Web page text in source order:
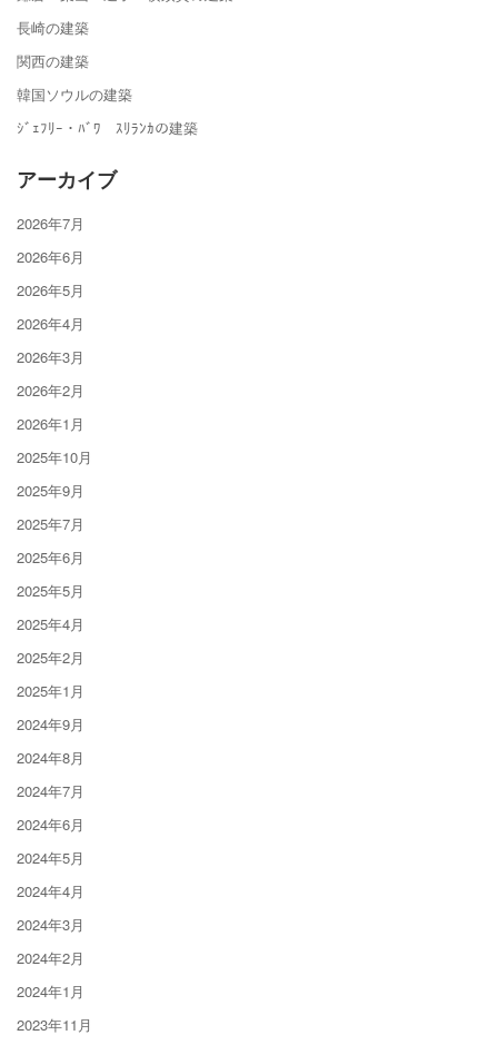
長崎の建築
関西の建築
韓国ソウルの建築
ｼﾞｪﾌﾘｰ・ﾊﾞﾜ ｽﾘﾗﾝｶの建築
アーカイブ
2026年7月
2026年6月
2026年5月
2026年4月
2026年3月
2026年2月
2026年1月
2025年10月
2025年9月
2025年7月
2025年6月
2025年5月
2025年4月
2025年2月
2025年1月
2024年9月
2024年8月
2024年7月
2024年6月
2024年5月
2024年4月
2024年3月
2024年2月
2024年1月
2023年11月